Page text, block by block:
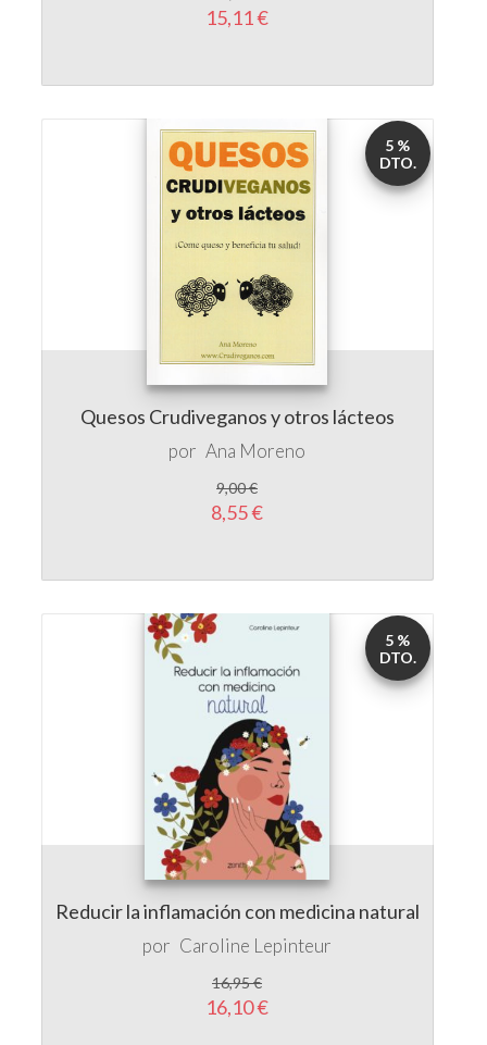
15,11 €
Quesos Crudiveganos y otros lácteos
por Ana Moreno
9,00 €
8,55 €
5 %
DTO.
Reducir la inflamación con medicina natural
por Caroline Lepinteur
16,95 €
16,10 €
5 %
DTO.